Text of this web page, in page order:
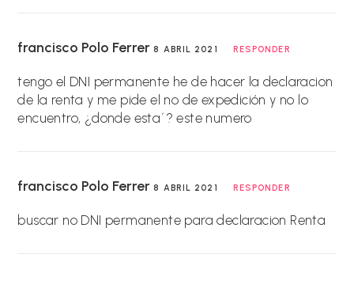
francisco Polo Ferrer 8 ABRIL 2021 RESPONDER
tengo el DNI permanente he de hacer la declaracion
de la renta y me pide el nº de expedición y no lo
encuentro, ¿donde esta´? este numero
francisco Polo Ferrer 8 ABRIL 2021 RESPONDER
buscar nº DNI permanente para declaracion Renta